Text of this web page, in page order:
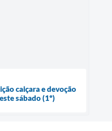
caiçara e devoção
sábado (1º)